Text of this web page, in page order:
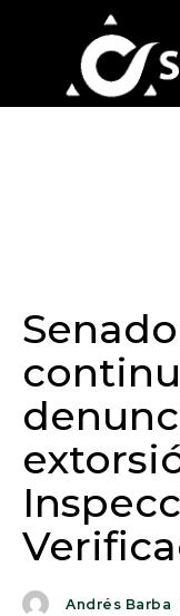
Andrés Barba